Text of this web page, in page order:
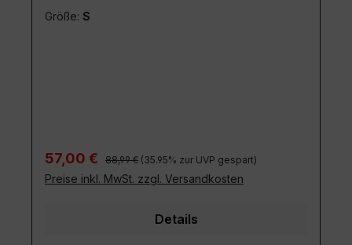
Größe: S
Verkaufspreis:
57,00 € Regulärer Preis:
88,99 € (35.95% zur UVP gespart)
Preise inkl. MwSt. zzgl. Versandkosten
Details